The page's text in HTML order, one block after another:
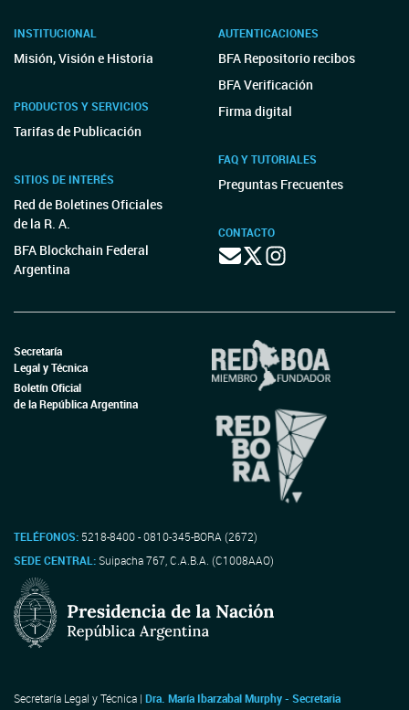
INSTITUCIONAL
Misión, Visión e Historia
PRODUCTOS Y SERVICIOS
Tarifas de Publicación
SITIOS DE INTERÉS
Red de Boletines Oficiales
de la R. A.
BFA Blockchain Federal
Argentina
AUTENTICACIONES
BFA Repositorio recibos
BFA Verificación
Firma digital
FAQ Y TUTORIALES
Preguntas Frecuentes
CONTACTO
Secretaría
Legal y Técnica
Boletín Oficial
de la República Argentina
TELÉFONOS: 5218-8400 - 0810-345-BORA (2672)
SEDE CENTRAL:Suipacha 767, C.A.B.A. (C1008AAO)
Secretaría Legal y Técnica | Dra. María Ibarzabal Murphy - Secretaria